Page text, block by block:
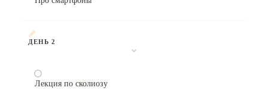
ДЕНЬ 2
Лекция по сколиозу